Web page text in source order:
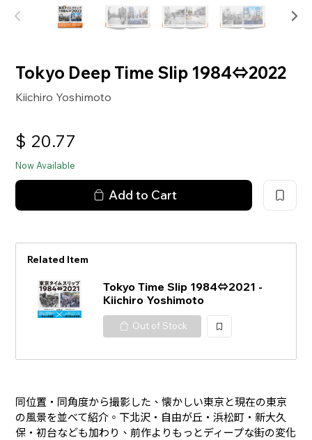
Tokyo Deep Time Slip 1984⇔2022
Kiichiro Yoshimoto
$ 20.77
Now Available
Add to Cart
Related Item
Tokyo Time Slip 1984⇔2021 -
Kiichiro Yoshimoto
Out of Stock
加
同位置・同角度から撮影した、懐かしい東京と現在の東京
の風景を並べて紹介。下北沢・自由が丘・浜松町・新大久
保・初台なども加わり、前作よりもっとディープな街の変化